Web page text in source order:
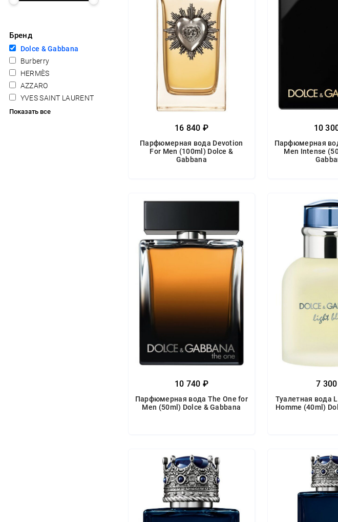
Бренд
Dolce & Gabbana
Burberry
HERMÈS
AZZARO
YVES SAINT LAURENT
Показать все
16 840 ₽
Парфюмерная вода Devotion
For Men (100ml) Dolce &
Gabbana
10
Парфюмерная
Men Intense
10 740 ₽
Парфюмерная вода The One for
Men (50ml) Dolce & Gabbana
7
Туалетная вода
Homme (40ml)